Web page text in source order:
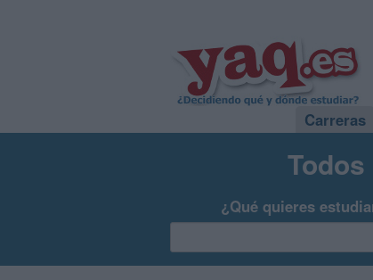
Carreras
¿Qué quieres